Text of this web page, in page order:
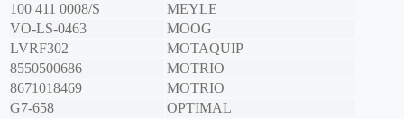
100 411 0008/S
MEYLE
VO-LS-0463
MOOG
LVRF302
MOTAQUIP
8550500686
MOTRIO
8671018469
MOTRIO
G7-658
OPTIMAL